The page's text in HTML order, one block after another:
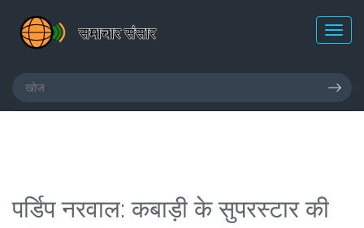
पर्डिप नरवाल: कबाड़ी के सुपरस्टार की